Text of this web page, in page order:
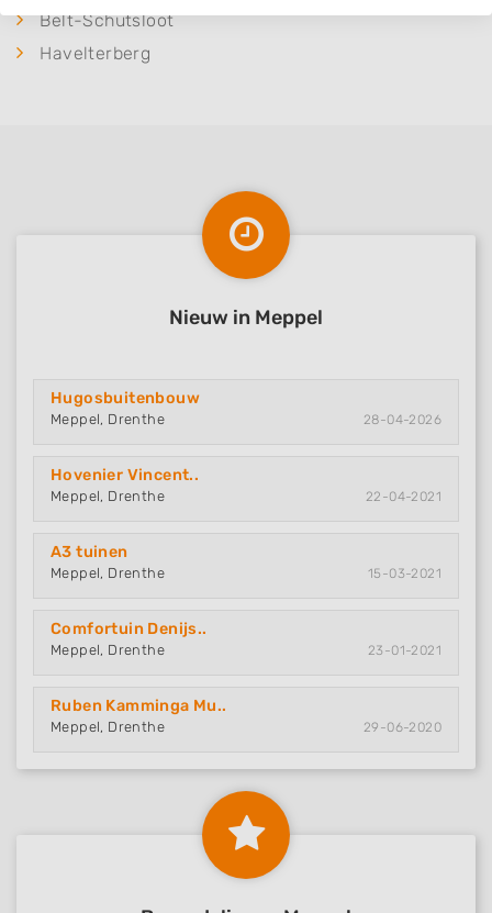
Belt-Schutsloot
Havelterberg
Nieuw in Meppel
Hugosbuitenbouw
Meppel, Drenthe 28-04-2026
Hovenier Vincent..
Meppel, Drenthe 22-04-2021
A3 tuinen
Meppel, Drenthe 15-03-2021
Comfortuin Denijs..
Meppel, Drenthe 23-01-2021
Ruben Kamminga Mu..
Meppel, Drenthe 29-06-2020